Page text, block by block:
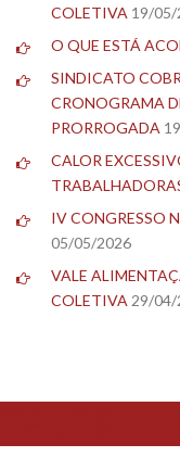
COLETIVA 19/05/
O QUE ESTÁ
SINDICATO
CRONOGRAMA
PRORROGADA
CALOR
IV CONGRESSO
05/05/2026
VALE
COLETIVA 29/04/
TESTE